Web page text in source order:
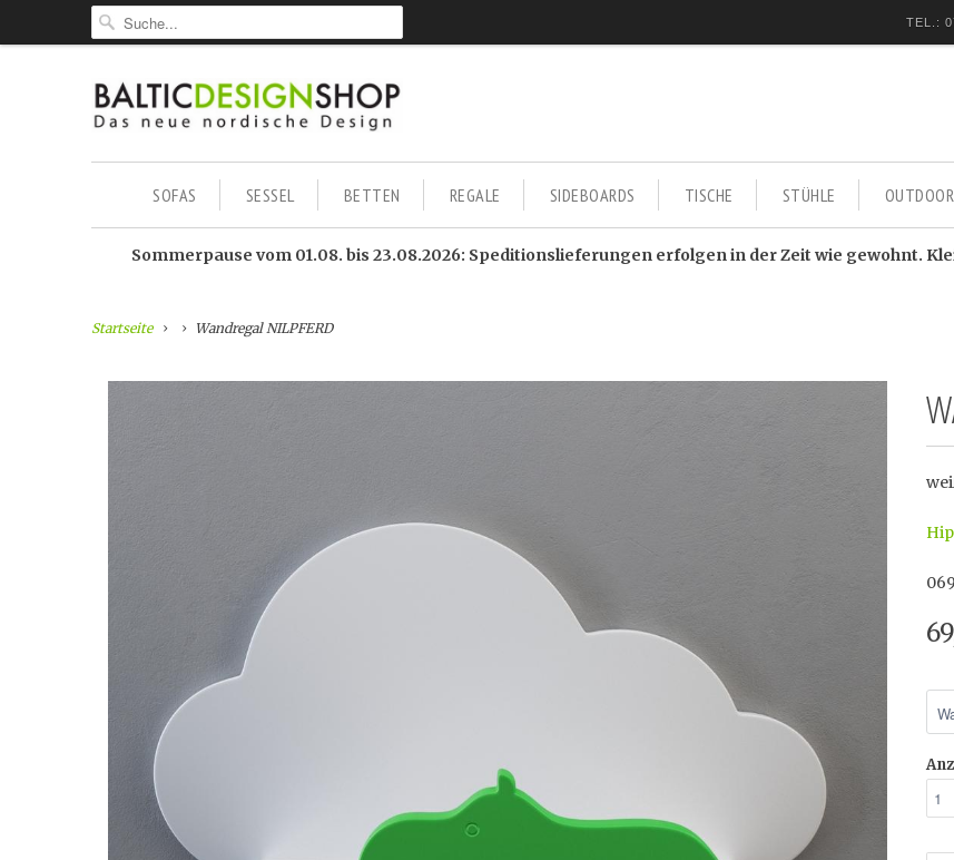
TEL.:
SOFAS SESSEL BETTEN REGALE SIDEBOARDS TISCHE STÜHLE
Sommerpause vom 01.08. bis 23.08.2026: Speditionslieferungen erfolgen in der Zeit wie gewohnt.
Startseite Wandregal NILPFERD